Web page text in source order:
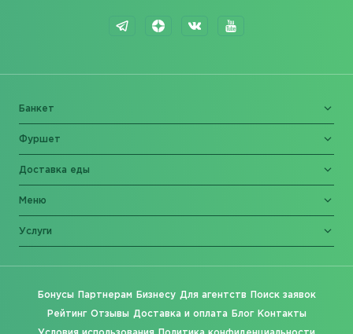
Банкет
Фуршет
Доставка еды
Меню
Услуги
Бонусы Партнерам Бизнесу Для агентств Поиск заявок
Рейтинг Отзывы Доставка и оплата Блог Контакты